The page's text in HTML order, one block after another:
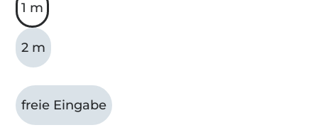
1 m
2 m
freie Eingabe